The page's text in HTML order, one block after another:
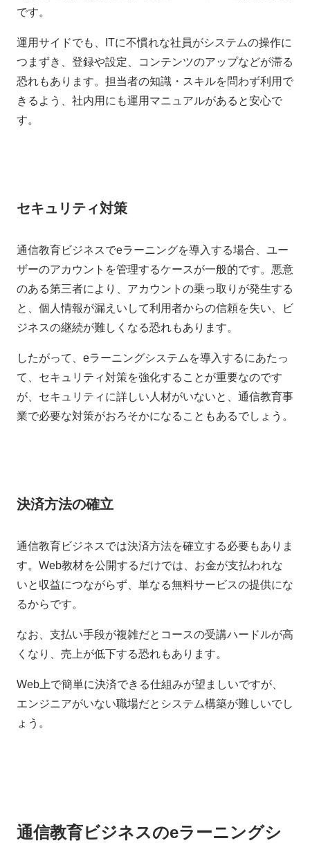
です。
運用サイドでも、ITに不慣れな社員がシステムの操作に
つまずき、登録や設定、コンテンツのアップなどが滞る
恐れもあります。担当者の知識・スキルを問わず利用で
きるよう、社内用にも運用マニュアルがあると安心で
す。
セキュリティ対策
通信教育ビジネスでeラーニングを導入する場合、ユー
ザーのアカウントを管理するケースが一般的です。悪意
のある第三者により、アカウントの乗っ取りが発生する
と、個人情報が漏えいして利用者からの信頼を失い、ビ
ジネスの継続が難しくなる恐れもあります。
したがって、eラーニングシステムを導入するにあたっ
て、セキュリティ対策を強化することが重要なのです
が、セキュリティに詳しい人材がいないと、通信教育事
業で必要な対策がおろそかになることもあるでしょう。
決済方法の確立
通信教育ビジネスでは決済方法を確立する必要もありま
す。Web教材を公開するだけでは、お金が支払われな
いと収益につながらず、単なる無料サービスの提供にな
るからです。
なお、支払い手段が複雑だとコースの受講ハードルが高
くなり、売上が低下する恐れもあります。
Web上で簡単に決済できる仕組みが望ましいですが、
エンジニアがいない職場だとシステム構築が難しいでし
ょう。
通信教育ビジネスのeラーニングシ